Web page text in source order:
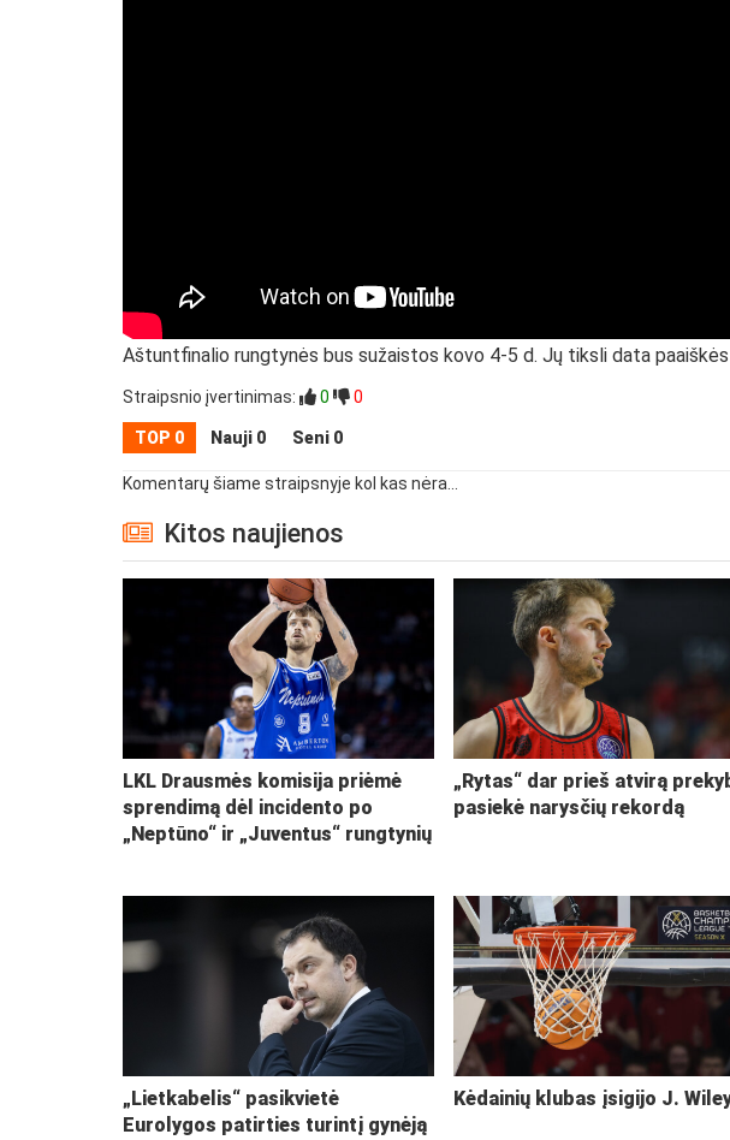
Aštuntfinalio rungtynės bus sužaistos kovo 4-5 d. Jų tiksli data
Straipsnio įvertinimas: 0 0
TOP 0 Nauji 0 Seni 0
Komentarų šiame straipsnyje kol kas nėra...
Kitos naujienos
LKL Drausmės komisija priėmė
sprendimą dėl incidento po
„Neptūno“ ir „Juventus“ rungtynių
„Rytas“ dar prieš atvirą
pasiekė narysčių rekordą
„Lietkabelis“ pasikvietė
Eurolygos patirties turintį gynėją
Kėdainių klubas įsigijo J.